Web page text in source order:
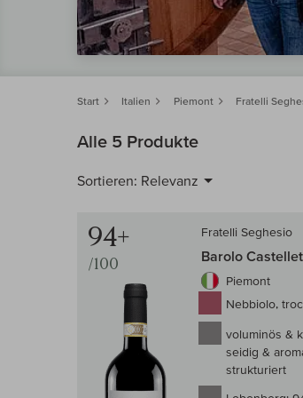
Start Italien Piemont Fratelli
Alle 5 Produkte
Sortieren: Relevanz
94+
/100
Fratelli Seghesio
Barolo
Piemont
Nebbiolo,
voluminös &
seidig &
strukturiert